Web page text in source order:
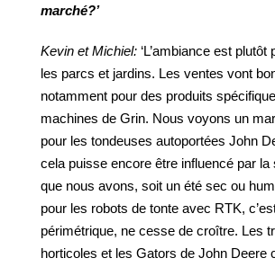
marché?’
Kevin et Michiel: ‘L’ambiance est plutôt
les parcs et jardins. Les ventes vont
notamment pour des produits
machines de Grin. Nous voyons un
pour les tondeuses autoportées John
cela puisse encore être influencé par la
que nous avons, soit un été sec ou
pour les robots de tonte avec RTK,
périmétrique, ne cesse de croître. Les
horticoles et les Gators de John Deere